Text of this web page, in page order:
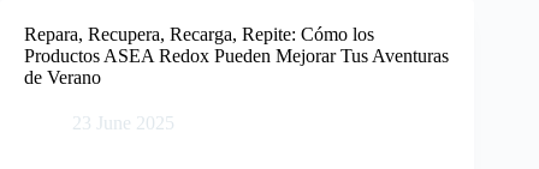
content
Repara, Recupera, Recarga, Repite: Cómo los
Productos ASEA Redox Pueden Mejorar Tus Aventuras
de Verano
23 June 2025